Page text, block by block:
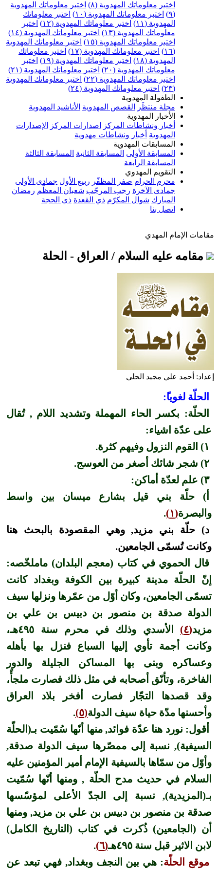
اختبر معلوماتك المهدوية (٨)
اختبر معلوماتك المهدوية
(٩)
اختبر معلوماتك المهدوية (١٠)
اختبر معلوماتك
المهدوية (١١)
اختبر معلوماتك المهدوية (١٢)
اختبر
معلوماتك المهدوية (١٣)
اختبر معلوماتك المهدوية (١٤)
اختبر معلوماتك المهدوية (١٥)
اختبر معلوماتك المهدوية
(١٦)
اختبر معلوماتك المهدوية (١٧)
اختبر معلوماتك
المهدوية (١٨)
اختبر معلوماتك المهدوية (١٩)
اختبر
معلوماتك المهدوية (٢٠)
اختبر معلوماتك المهدوية (٢١)
اختبر معلوماتك المهدوية (٢٢)
اختبر معلوماتك المهدوية
(٢٣)
اختبر معلوماتك المهدوية (٢٤)
الطفولة المهدوية
مجلة منتظَر
القصص المهدوية الأناشيد المهدوية
الأخبار المهدوية
أخبار ونشاطات المركز
اصدارات المركز
الإصدارات
المهدوية أخبار ونشاطات مهدوية
المسابقات المهدوية
المسابقة الأولى المسابقة الثانية المسابقة الثالثة
المسابقة الرابعة
التقويم المهدوي
محرم الحرام صفر المظفّر ربيع الأول جمادى الأولى
جمادى الآخرة رجب المرجّب شعبان المعظّم رمضان
المبارك شوال المكرّم ذي القعدة ذي الحجة
اتصل بنا
مقامات الإمام المهدي
مقامه عليه السلام / العراق - الحلة
إعداد: أحمد علي مجيد الحلي
الحلّة لغويا:
الحلّة: بكسر الحاء المهملة وتشديد اللام , تُقال
على عدّة اشياء:
١) القوم النزول وفيهم كثرة.
٢) شجر شائك أصغر من العوسج.
٣) علم لعدّة أماكن:
أ) حلّة بني قيل بشارع ميسان بين واسط
والبصرة(١)
.
د) حلّة بني مزيد, وهي المقصودة بالبحث هنا
وكانت تُسمّى الجامعين.
قال الحموي في كتاب (معجم البلدان) ماملخّصه:
إنّ الحلّة مدينة كبيرة بين الكوفة وبغداد كانت
تسمّى الجامعين، وكان أوّل من عمّرها ونزلها سيف
الدولة صدقة بن منصور بن دبيس بن علي بن
مزيد(٤)
الأسدي وذلك في محرم سنة ٤٩٥هـ،
وكانت أجمة تأوي إليها السباع فنزل بها بأهله
وعساكره وبنى بها المساكن الجليلة والدور
الفاخرة، وتأنّق أصحابه في مثل ذلك فصارت ملجأً،
وقد قصدها التجّار فصارت أفخر بلاد العراق
وأحسنها مدّة حياة سيف الدولة(٥)
.
أقول: نورد هنا عدّة فوائد, منها أنّها سُمّيت بـ(الحلّة
السيفية), نسبة إلى ممصّرها سيف الدولة صدقة,
وأوّل من سمّاها بالسيفية الإمام أمير المؤمنين عليه
السلام في حديث مدح الحلّة , ومنها أنّها سُمّيت
بـ(المزيدية), نسبة إلى الجدّ الأعلى لمؤسّسها
صدقة بن منصور بن دبيس بن علي بن مزيد, ومنها
أن (الجامعين) ذُكرت في كتاب (التاريخ الكامل)
لابن الاثير قبل سنة ٤٩٥هـ
(٦)
.
موقع الحلّة: هي بين النجف وبغداد, فهي تبعد عن